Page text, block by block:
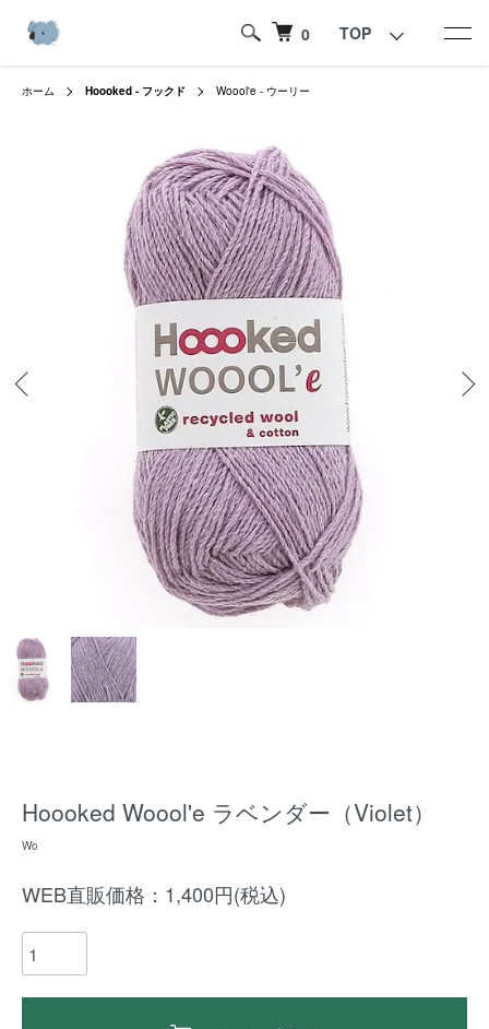
0 TOP
ホーム Hoooked - フックド Woool'e - ウーリー
Hoooked Woool'e ラベンダー（Violet）
Wo
WEB直販価格：1,400円(税込)